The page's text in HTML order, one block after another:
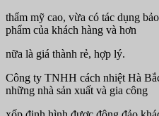
thẩm mỹ cao, vừa có tác dụng
phẩm của khách hàng và hơn
nữa là giá thành rẻ, hợp lý.
Công ty TNHH cách nhiệt Hà
những nhà sản xuất và gia công